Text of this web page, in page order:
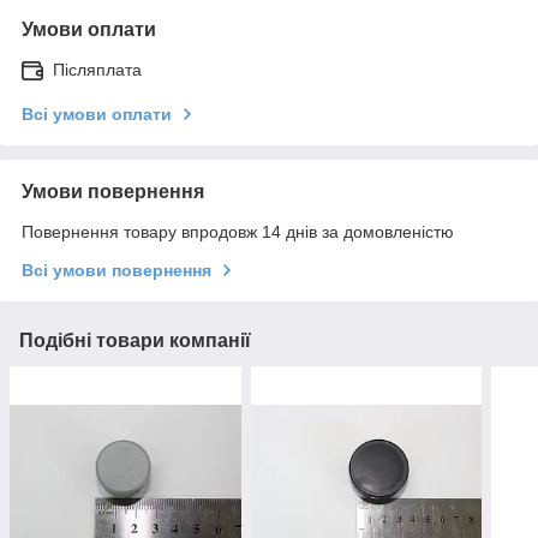
Умови оплати
Післяплата
Всі умови оплати
Умови повернення
Повернення товару впродовж 14 днів за домовленістю
Всі умови повернення
Подібні товари компанії